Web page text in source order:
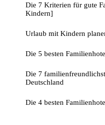
Die 7 Kriterien für gute
Kindern]
Urlaub mit Kindern
Die 5 besten
Die 7
Deutschland
Die 4 besten